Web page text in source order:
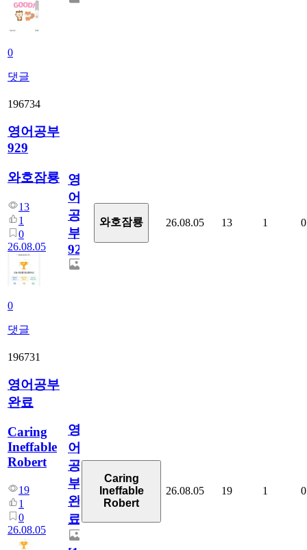
0
댓글
196734
영어공부
929
와호잠룡
13
1
0
26.08.05
0
댓글
영
어
공
부
929
와호잠룡 26.08.05 13 1 0
196731
영어공부
완료
Caring
Ineffable
Robert
19
1
0
26.08.05
영
어
공
부
완
료
Caring
Ineffable
Robert
26.08.05 19 1 0